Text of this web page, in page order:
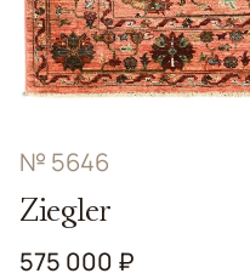
№ 5646
Ziegler
575 000 ₽